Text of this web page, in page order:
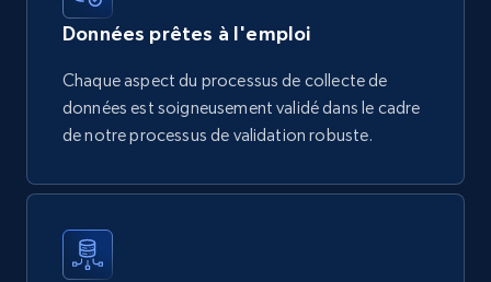
Données prêtes à l'emploi
Chaque aspect du processus de collecte de
données est soigneusement validé dans le cadre
de notre processus de validation robuste.